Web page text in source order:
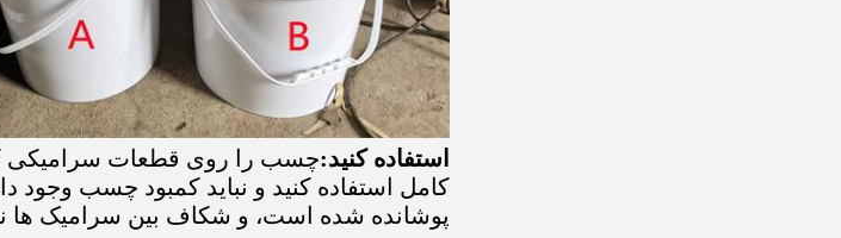
استفاده کنید:چسب را روی قطعات سرامیکی
کامل استفاده کنید و نباید کمبود چسب
پوشانده شده است، و شکاف بین سرامیک ها